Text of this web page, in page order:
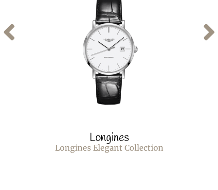
Longines
Longines Elegant Collection